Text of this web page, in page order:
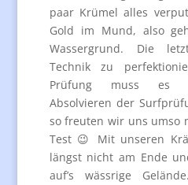
paar Krümel alles
Gold im Mund, also
Wassergrund. Die
Technik zu
Prüfung muss es
Absolvieren der
so freuten wir uns umso
Test 😉 Mit unseren
längst nicht am Ende
auf’s wässrige